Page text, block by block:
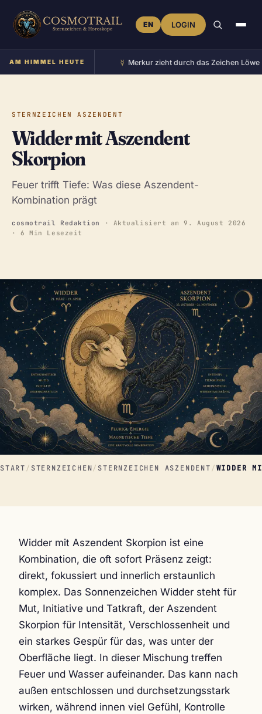
EN LOGIN
AM HIMMEL HEUTE
im Zeichen Krebs• Merkur zieht durch das Zeichen Löwe•
START / STERNZEICHEN/ STERNZEICHEN ASZENDENT /WIDDER
STERNZEICHEN ASZENDENT
Widder mit Aszendent
Skorpion
Feuer trifft Tiefe: Was diese Aszendent-
Kombination prägt
cosmotrail Redaktion · Aktualisiert am9. August 2026
· 6 Min Lesezeit
Widder mit Aszendent Skorpion ist eine
Kombination, die oft sofort Präsenz zeigt:
direkt, fokussiert und innerlich erstaunlich
komplex. Das Sonnenzeichen Widder steht für
Mut, Initiative und Tatkraft, der Aszendent
Skorpion für Intensität, Verschlossenheit und
ein starkes Gespür für das, was unter der
Oberfläche liegt. In dieser Mischung treffen
Feuer und Wasser aufeinander. Das kann nach
außen entschlossen und durchsetzungsstark
wirken, während innen viel Gefühl, Kontrolle